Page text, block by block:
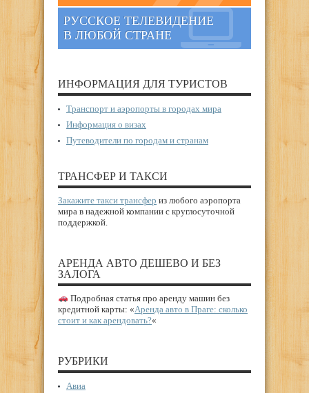
РУССКОЕ ТЕЛЕВИДЕНИЕ
В ЛЮБОЙ СТРАНЕ
ИНФОРМАЦИЯ ДЛЯ ТУРИСТОВ
Транспорт и аэропорты в городах мира
Информация о визах
Путеводители по городам и странам
ТРАНСФЕР И ТАКСИ
Закажите такси трансфер из любого аэропорта
мира в надежной компании с круглосуточной
поддержкой.
АРЕНДА АВТО ДЕШЕВО И БЕЗ
ЗАЛОГА
Подробная статья про аренду машин без
кредитной карты: «Аренда авто в Праге: сколько
стоит и как арендовать?«
РУБРИКИ
Авиа